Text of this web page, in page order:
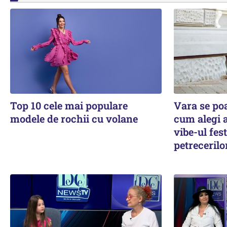
Top 10 cele mai populare
modele de rochii cu volane
Vara se
cum alegi
vibe-ul